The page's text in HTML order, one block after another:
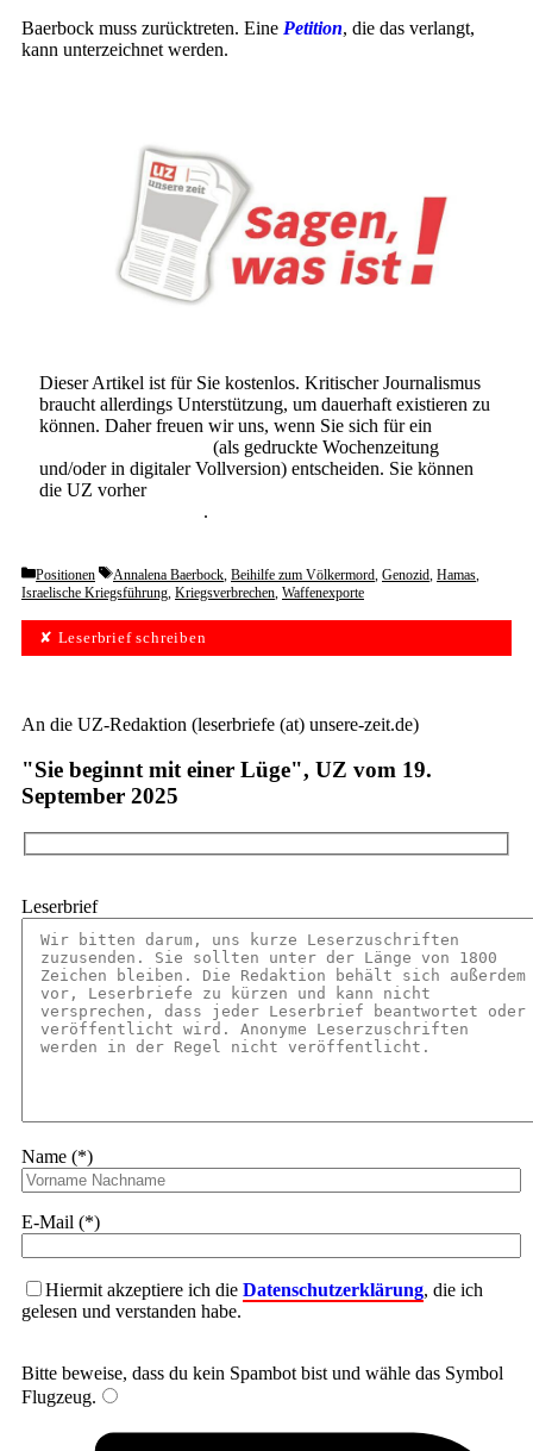
Baer­bock muss zurücktreten. Eine Petition, die das verlangt,
kann unterzeichnet werden.
Dieser Artikel ist für Sie kostenlos. Kritischer Journalismus
braucht allerdings Unterstützung, um dauerhaft existieren zu
können. Daher freuen wir uns, wenn Sie sich für ein
(als gedruckte Wochenzeitung
und/oder in digitaler Vollversion) entscheiden. Sie können
die UZ vorher
.
Categories
Positionen Tags
Annalena Baerbock, Beihilfe zum Völkermord, Genozid, Hamas,
Israelische Kriegsführung, Kriegsverbrechen, Waffenexporte
✘ Leserbrief schreiben
An die UZ-Redaktion (leserbriefe (at) unsere-zeit.de)
"Sie beginnt mit einer Lüge", UZ vom 19.
September 2025
Leserbrief
Name (*)
E-Mail (*)
Hiermit akzeptiere ich die Datenschutzerklärung, die ich
gelesen und verstanden habe.
Bitte beweise, dass du kein Spambot bist und wähle das Symbol
Flugzeug.